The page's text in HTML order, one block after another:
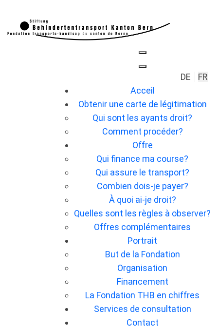
DE
FR
Acceil
Obtenir une carte de légitimation
Qui sont les ayants droit?
Comment procéder?
Offre
Qui finance ma course?
Qui assure le transport?
Combien dois-je payer?
À quoi ai-je droit?
Quelles sont les règles à observer?
Offres complémentaires
Portrait
But de la Fondation
Organisation
Financement
La Fondation THB en chiffres
Services de consultation
Contact